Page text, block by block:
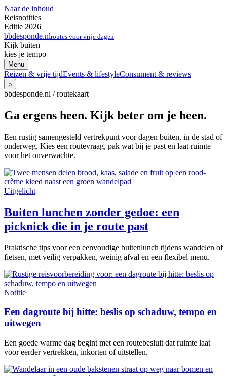
Naar de inhoud
Reisnotities
Editie 2026
bbdesponde.nlroutes voor vrije dagen
Kijk buiten
kies je tempo
Menu
Reizen & vrije tijdEvents & lifestyleConsument & reviews
⌕
bbdesponde.nl / routekaart
Ga ergens heen. Kijk beter om je heen.
Een rustig samengesteld vertrekpunt voor dagen buiten, in de stad of
onderweg. Kies een routevraag, pak wat bij je past en laat ruimte
voor het onverwachte.
Uitgelicht
Buiten lunchen zonder gedoe: een
picknick die in je route past
Praktische tips voor een eenvoudige buitenlunch tijdens wandelen of
fietsen, met veilig verpakken, weinig afval en een flexibel menu.
Notitie
Een dagroute bij hitte: beslis op schaduw, tempo en
uitwegen
Een goede warme dag begint met een routebesluit dat ruimte laat
voor eerder vertrekken, inkorten of uitstellen.